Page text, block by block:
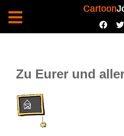
Zu Eurer und